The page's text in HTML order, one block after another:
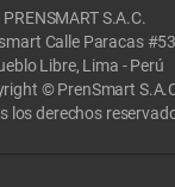
PRENSMART S.A.C.
Calle Paracas
Libre, Lima - Perú
© PrenSmart
los derechos